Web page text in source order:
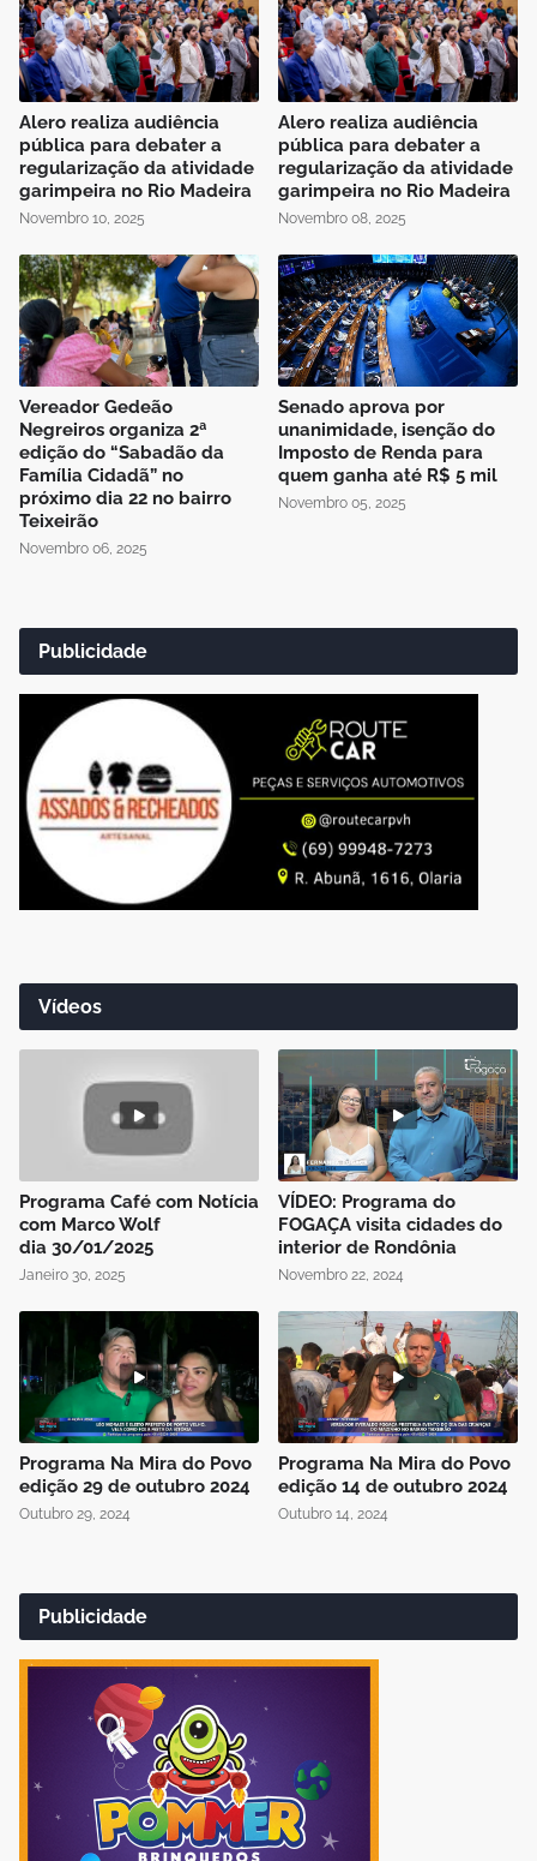
Alero realiza audiência
pública para debater a
regularização da atividade
garimpeira no Rio Madeira
Novembro 10, 2025
Alero realiza audiência
pública para debater a
regularização da atividade
garimpeira no Rio Madeira
Novembro 08, 2025
Vereador Gedeão
Negreiros organiza 2ª
edição do “Sabadão da
Família Cidadã” no
próximo dia 22 no bairro
Teixeirão
Novembro 06, 2025
Senado aprova por
unanimidade, isenção do
Imposto de Renda para
quem ganha até R$ 5 mil
Novembro 05, 2025
Publicidade
Vídeos
Programa Café com Notícia
com Marco Wolf
dia 30/01/2025
Janeiro 30, 2025
VÍDEO: Programa do
FOGAÇA visita cidades do
interior de Rondônia
Novembro 22, 2024
Programa Na Mira do Povo
edição 29 de outubro 2024
Outubro 29, 2024
Programa Na Mira do Povo
edição 14 de outubro 2024
Outubro 14, 2024
Publicidade